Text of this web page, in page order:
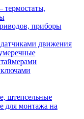
приборы
движения
штепсельные
для монтажа на